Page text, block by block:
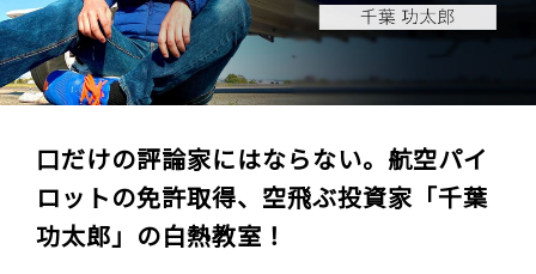
口だけの評論家にはならない。航空パイ
ロットの免許取得、空飛ぶ投資家「千葉
功太郎」の白熱教室！